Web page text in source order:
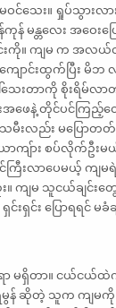
င်သေး။ ရှုပ်သွားလ
မန္တလေး အဝေး
းကို။ ကျမ က အလယ်
ောင်းထွက်ပြီး မိ
ေးတာကို စိုးရိမ်လ
နဲ့ တိုင်ပင်ကြည့်တော့…
မီးလည်း မပြော
ောကျ်ား စပ်လိုက်
းလာပေမယ့် ကျမရဲ့
ျမ သူငယ်ချင်းတွေ
းရှင်း ပြောရရင်
မရှိတာ။ ငယ်ငယ်
ဆိုတဲ့ သူက ကျမကို